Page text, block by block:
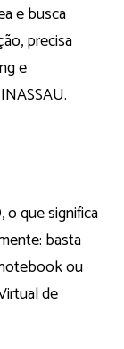
e busca
precisa
e
o que significa
basta
ou
de